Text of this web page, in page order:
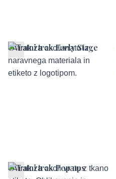
Ovratni trak Early Stage
Ovratni trak Pop ups